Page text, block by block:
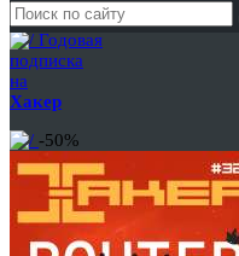
Годовая
подписка
на
Хакер
-50%